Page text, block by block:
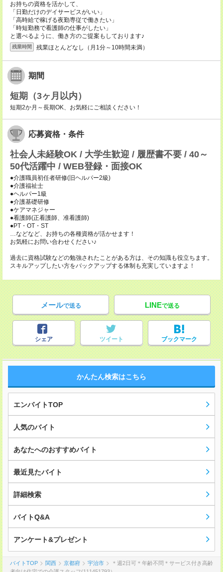
お持ちの資格を活かして、
「日勤だけのデイサービスがいい」
「高時給で稼げる夜勤専従で働きたい」
「時短勤務で看護師の仕事がしたい」
と選べるように、働き方のご提案もしております♪
残業時間 残業ほとんどなし（月1分～10時間未満）
期間
短期（3ヶ月以内）
短期2か月～長期OK、お気軽にご相談ください！
応募資格・条件
社会人未経験OK / 大学生歓迎 / 履歴書不要 / 40～
50代活躍中 / WEB登録・面接OK
●介護職員初任者研修(旧ヘルパー2級)
●介護福祉士
●ヘルパー1級
●介護基礎研修
●ケアマネジャー
●看護師(正看護師、准看護師)
●PT・OT・ST
…などなど、お持ちの各種資格が活かせます！
お気軽にお問い合わせください♪
過去に資格試験などの勉強されたことがある方は、その知識も役立ちます。
スキルアップしたい方をバックアップする体制も充実していますよ！
メールで送る LINEで送る
シェア ツイート ブックマーク
かんたん検索はこちら
エンバイトTOP
人気のバイト
あなたへのおすすめバイト
最近見たバイト
詳細検索
バイトQ&A
アンケート&プレゼント
バイトTOP 関西 京都府 宇治市
＊週2日可＊年齢不問＊サービス付き高齢